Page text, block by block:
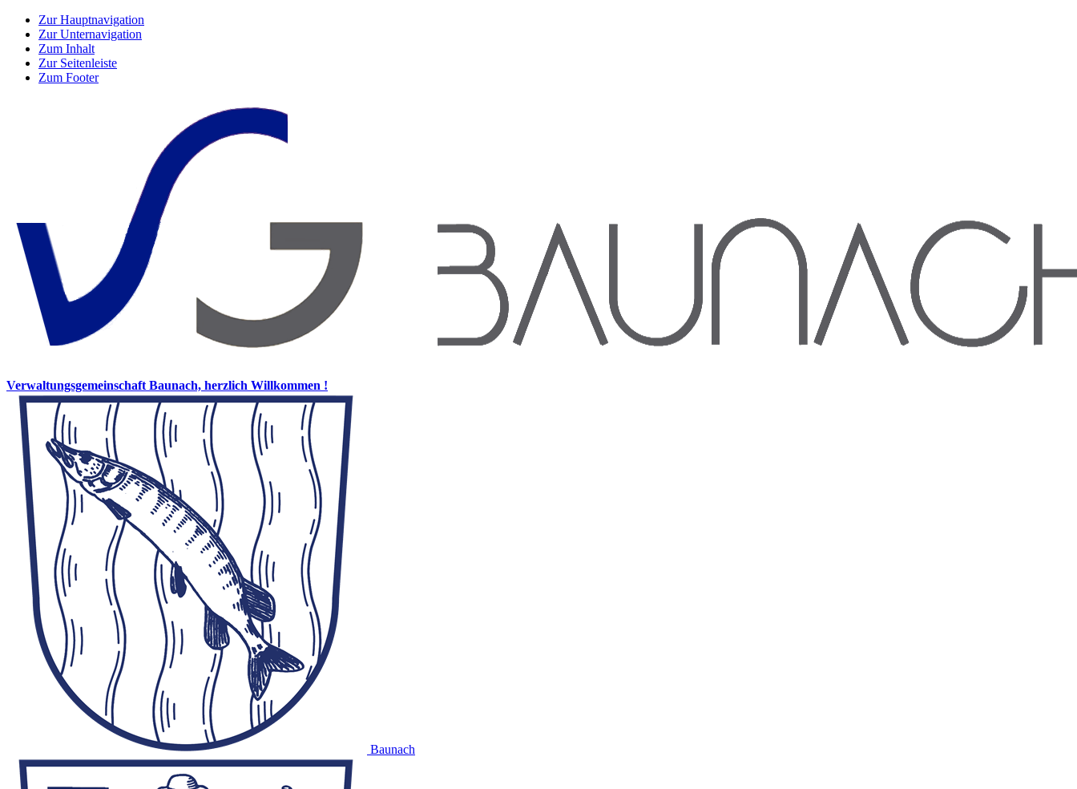
Zur Hauptnavigation
Zur Unternavigation
Zum Inhalt
Zur Seitenleiste
Zum Footer
Verwaltungsgemeinschaft Baunach, herzlich Willkommen !
Baunach